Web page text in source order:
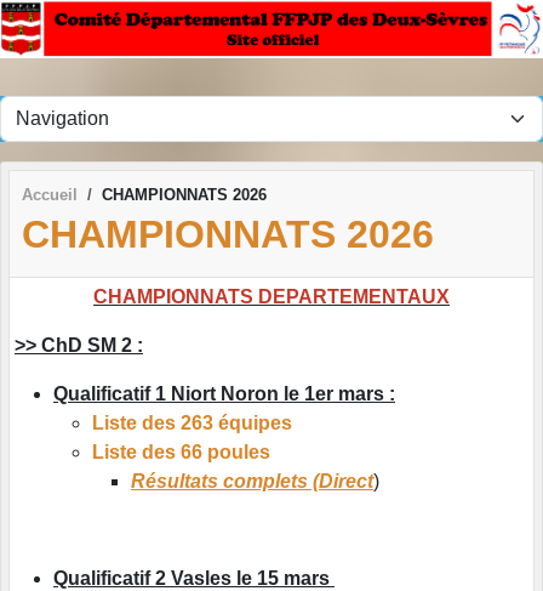
Accueil CHAMPIONNATS 2026
CHAMPIONNATS 2026
CHAMPIONNATS DEPARTEMENTAUX
>> ChD SM 2 :
Qualificatif 1 Niort Noron le 1er mars :
Liste des 263 équipes
Liste des 66 poules
Résultats complets (Direct)
Qualificatif 2 Vasles le 15 mars
Panneau de gestion des cookies